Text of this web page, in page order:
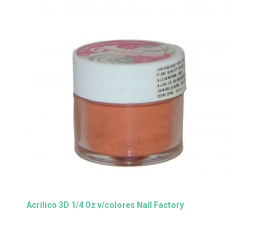
Acrilico 3D 1/4 Oz v/colores Nail Factory